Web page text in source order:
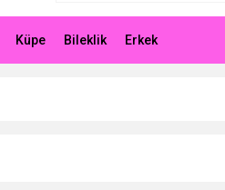
Küpe Bileklik Erkek